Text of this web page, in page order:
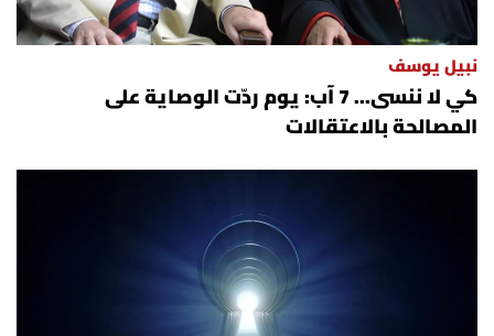
نبيل يوسف
كي لا ننسى... 7 آب: يوم ردّت الوصاية على
المصالحة بالاعتقالات